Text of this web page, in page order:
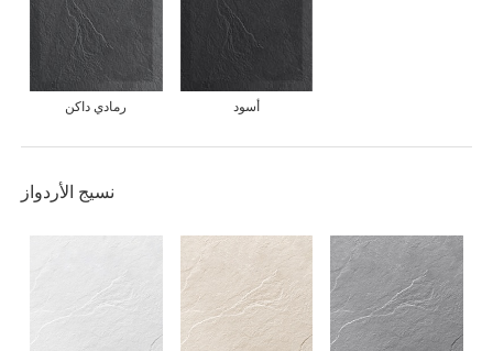
رمادي داكن أسود
نسيج الأردواز